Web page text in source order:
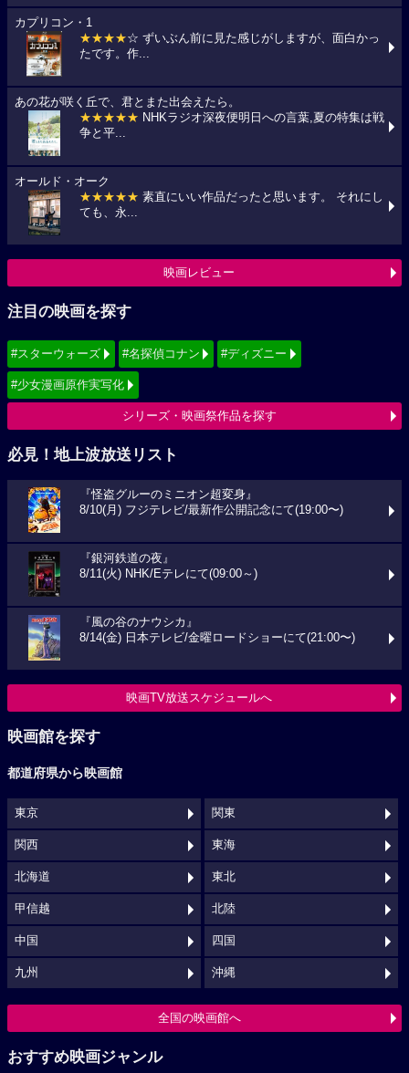
カプリコン・1
★★★★☆ ずいぶん前に見た感じがしますが、面白かっ
たです。作...
あの花が咲く丘で、君とまた出会えたら。
★★★★★ NHKラジオ深夜便明日への言葉,夏の特集は戦
争と平...
オールド・オーク
★★★★★ 素直にいい作品だったと思います。 それにし
ても、永...
映画レビュー
注目の映画を探す
#スターウォーズ #名探偵コナン #ディズニー
#少女漫画原作実写化
シリーズ・映画祭作品を探す
必見！地上波放送リスト
『怪盗グルーのミニオン超変身』
8/10(月) フジテレビ/最新作公開記念にて(19:00〜)
『銀河鉄道の夜』
8/11(火) NHK/Eテレにて(09:00～)
『風の谷のナウシカ』
8/14(金) 日本テレビ/金曜ロードショーにて(21:00〜)
映画TV放送スケジュールへ
映画館を探す
都道府県から映画館
東京 関東
関西 東海
北海道 東北
甲信越 北陸
中国 四国
九州 沖縄
全国の映画館へ
おすすめ映画ジャンル